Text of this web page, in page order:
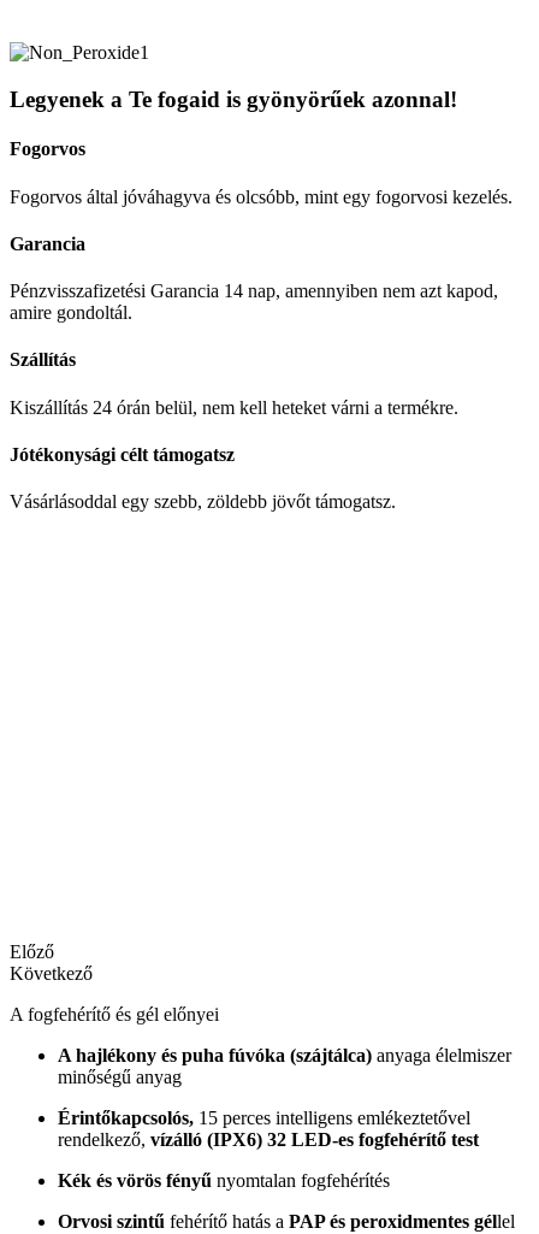
Legyenek a Te fogaid is gyönyörűek azonnal!
Fogorvos
Fogorvos által jóváhagyva és olcsóbb, mint egy fogorvosi kezelés.
Garancia
Pénzvisszafizetési Garancia 14 nap, amennyiben nem azt kapod,
amire gondoltál.
Szállítás
Kiszállítás 24 órán belül, nem kell heteket várni a termékre.
Jótékonysági célt támogatsz
Vásárlásoddal egy szebb, zöldebb jövőt támogatsz.
Előző
Következő
A fogfehérítő és gél előnyei
A hajlékony és puha fúvóka (szájtálca) anyaga élelmiszer
minőségű anyag
Érintőkapcsolós, 15 perces intelligens emlékeztetővel
rendelkező, vízálló (IPX6) 32 LED-es fogfehérítő test
Kék és vörös fényű nyomtalan fogfehérítés
Orvosi szintű fehérítő hatás a PAP és peroxidmentes géllel